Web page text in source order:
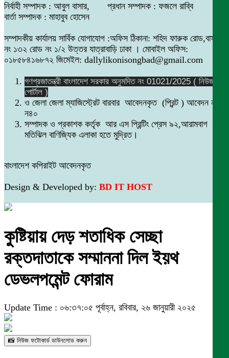
নির্বাহী সম্পাদক : আবুল বাসার, প্রধান সম্পাদক : ফজলে রাব্বি
বার্তা সম্পাদক : মাহাবুব হোসেন
সম্পাদকীয় কার্যালয় সার্বিক যোগাযোগ :অফিস ঠিকানা: শহিদ ফারুক রোড,বাসা
নং ১৩২ রোড নং ১/২ উত্তর যাত্রাবাড়ি ঢাকা । মোবাইল অফিস:
০১৮৫৮৪১৬৮৭২ জিমেইল: dallylikonisongbad@gmail.com
গণপ্রজাতন্ত্রী বাংলাদেশ সরকার অনুমদিত নং 01021/2025 ( নিউজ
পোর্টাল )
ও জেলা জেলা ম্যাজিস্ট্রেট বারবার আবেদনকৃত (প্রিন্ট ) আবেদন নং
ন৪০
সম্পাদক ও প্রকাশক কর্তৃক আর এস প্রিন্টিং প্রেস ৯২,আরামবাগ
মতিঝিল বাণিজ্যিক এলাকা হতে মুদ্রিত।
বাংলাদেশ কপিরাইট আবেদনকৃত
Design & Developed by: BD IT HOST
কুষ্টিয়ায় দেড় শতাধিক সেচ্ছা
রক্তদাতাকে সম্মাননা দিল ইয়থ
ডেভলপমেন্ট ফোরাম
Update Time : ০৬:৩৭:০৫ পূর্বাহ্ন, রবিবার, ২৬ জানুয়ারী ২০২৫
📸 নিউজ ফটোকার্ড ডাউনলোড করুন